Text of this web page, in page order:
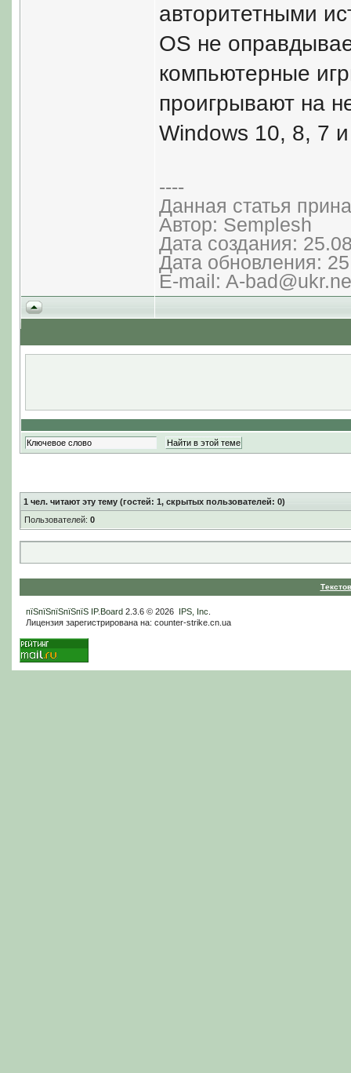
авторитетными
OS не
компьютерные
проигрывают на
Windows 10, 8, 7
----
Данная статья
Автор: Semplesh
Дата создания:
Дата обновления:
E-mail: A-
1 чел. читают эту тему (гостей: 1, скрытых пользователей: 0)
Пользователей: 0
пїЅпїЅпїЅпїЅпїЅ IP.Board2.3.6 © 2026 IPS, Inc
Лицензия зарегистрирована на: counter-strike.cn.ua